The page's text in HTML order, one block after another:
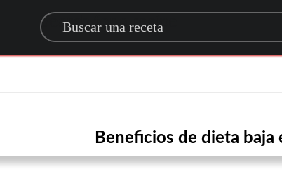
Search for a recipe
Beneficios de dieta baja